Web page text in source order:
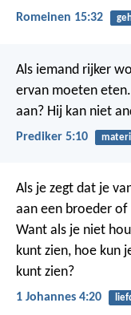
Romeinen 15:32
Als iemand rijker
ervan moeten
aan? Hij kan niet
Prediker 5:10
Als je zegt dat je
aan een broeder of
Want als je niet
kunt zien, hoe kun
kunt zien?
1 Johannes 4:20